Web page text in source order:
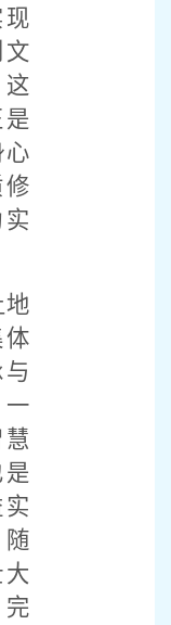
心
地
体